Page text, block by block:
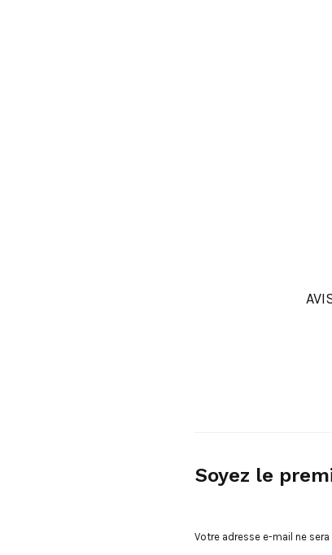
Soyez le
Votre adresse e-mail ne